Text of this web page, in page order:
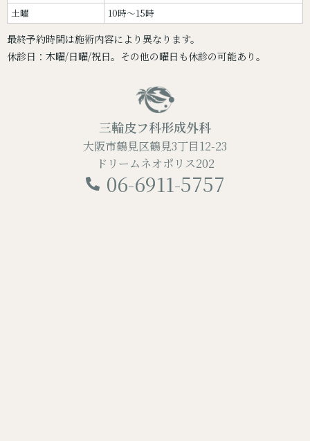
土曜
10時～15時
最終予約時間は施術内容により異なります。
休診日：木曜/日曜/祝日。その他の曜日も休診の可能あり。
三輪皮フ科形成外科
大阪市鶴見区鶴見3丁目12-23
ドリームネオポリス202
06-6911-5757